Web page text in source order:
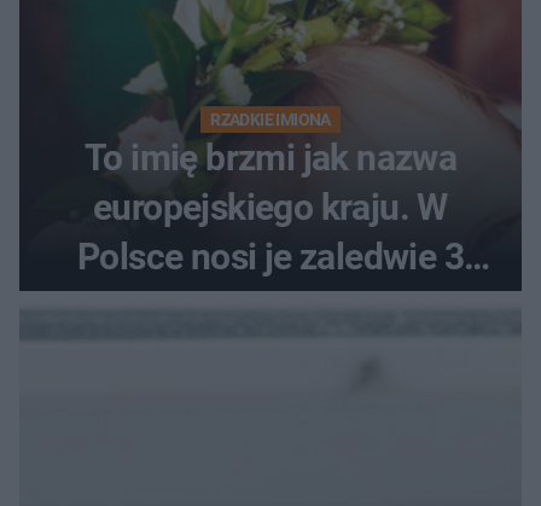
RZADKIE IMIONA
To imię brzmi jak nazwa
europejskiego kraju. W
Polsce nosi je zaledwie 3
kobiety